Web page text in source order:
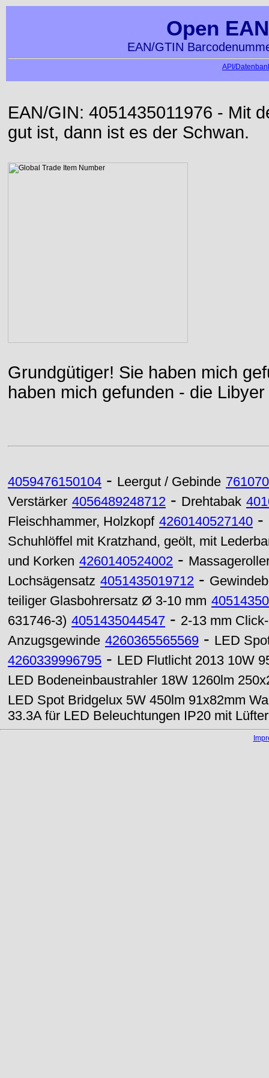
Open
EAN/GTIN
API/
EAN/GIN: 4051435011976 - Mit
gut ist, dann ist es der Schwan.
Grundgütiger! Sie haben mich
haben mich gefunden - die
4059476150104 - Leergut / Gebinde
Verstärker 4056489248712 - Drehtabak
Fleischhammer, Holzkopf 4260140527140 -
Schuhlöffel mit Kratzhand, geölt, mit
und Korken 4260140524002 -
Lochsägensatz 4051435019712 -
teiliger Glasbohrersatz Ø 3-10 mm
631746-3) 4051435044547 - 2-13 mm
Anzugsgewinde 4260365565569 - LED
4260339996795 - LED Flutlicht 2013 10W
LED Bodeneinbaustrahler 18W 1260lm
LED Spot Bridgelux 5W 450lm 91x82mm
33.3A für LED Beleuchtungen IP20 mit Lüfter